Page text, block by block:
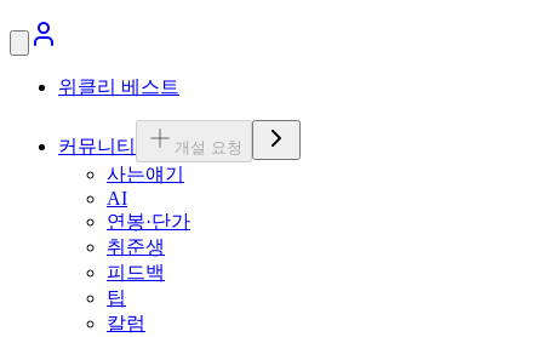
위클리 베스트
커뮤니티 개설 요청
사는얘기
AI
연봉·단가
취준생
피드백
팁
칼럼